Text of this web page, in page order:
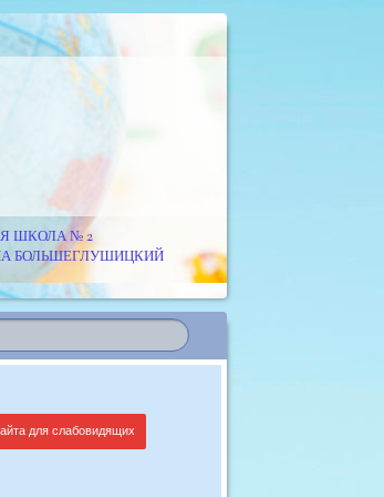
ШКОЛА № 2
БОЛЬШЕГЛУШИЦКИЙ
для слабовидящих